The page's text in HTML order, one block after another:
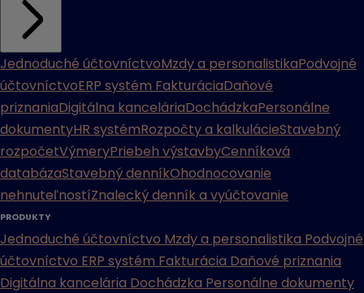
Jednoduché účtovníctvoMzdy a personalistikaPodvojné
účtovníctvoERP systém FakturáciaDaňové
priznaniaDigitálna kanceláriaDochádzkaPersonálne
dokumentyHR systémRozpočty a kalkulácieStavebný
rozpočetVýmeryPriebeh výstavbyCenníková
databázaStavebný denníkOhodnocovanie
nehnuteľnostíZnalecký denník a vyúčtovanie
PRODUKTY
Jednoduché účtovníctvo Mzdy a personalistika Podvojné
účtovníctvo ERP systém Fakturácia Daňové priznania
Digitálna kancelária Dochádzka Personálne dokumenty